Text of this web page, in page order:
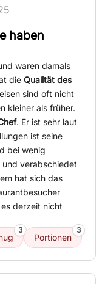
haben
waren damals
die Qualität des
sind oft nicht
kleiner als früher.
. Er ist sehr laut
ist seine
bei wenig
verabschiedet
hat sich das
derzeit nicht
3
Portionen
3